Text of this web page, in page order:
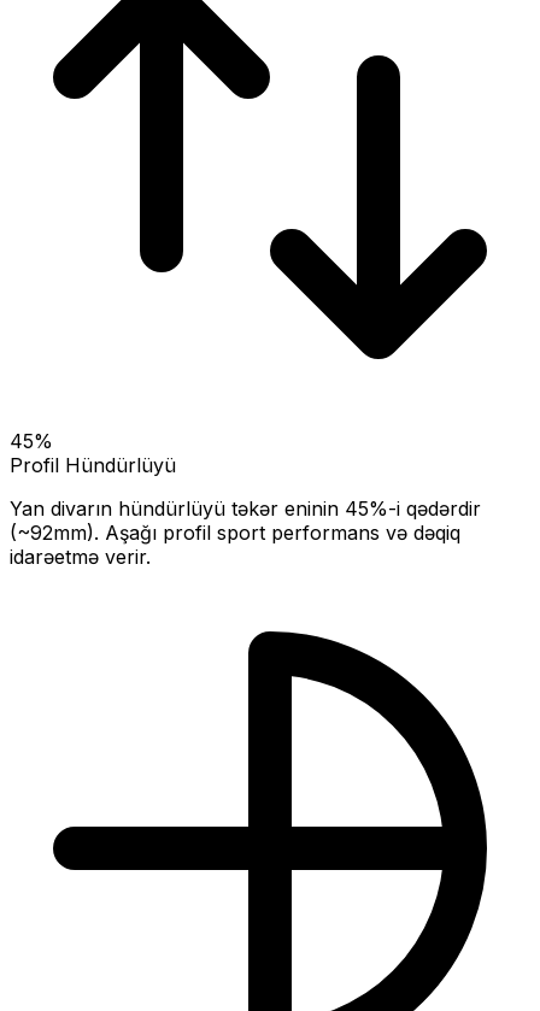
45%
Profil Hündürlüyü
Yan divarın hündürlüyü təkər eninin 45%-i qədərdir
(~92mm). Aşağı profil sport performans və dəqiq
idarəetmə verir.